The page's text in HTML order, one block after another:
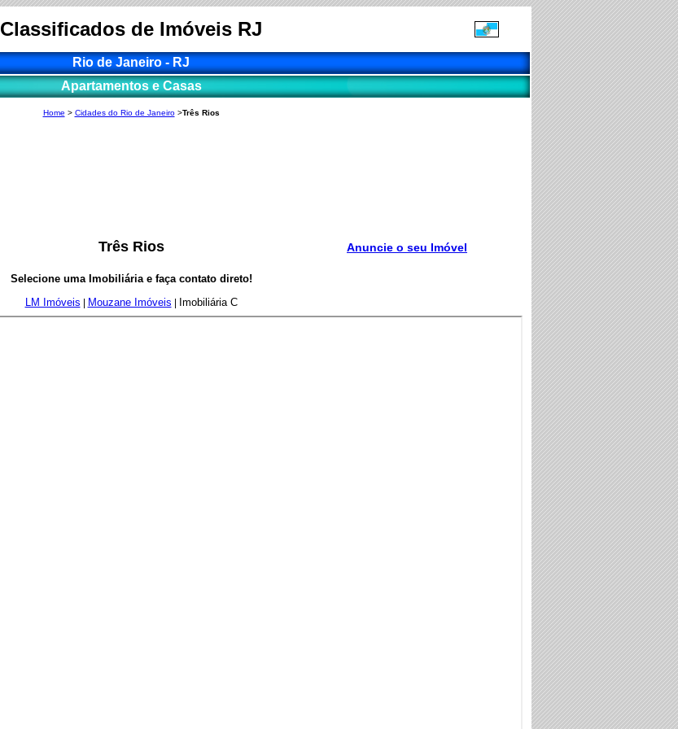
Classificados de Imóveis RJ
Rio de Janeiro - RJ
Apartamentos e Casas
Home > Cidades do Rio de Janeiro>Três Rios
Três Rios Anuncie o seu Imóvel
Selecione uma Imobiliária e faça contato direto!
LM Imóveis
Mouzane Imóveis Imobiliária C